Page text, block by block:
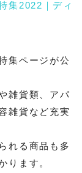
集2022｜ディ
集ページが公
雑貨類、アパ
雑貨など充実
れる商品も多
ります。